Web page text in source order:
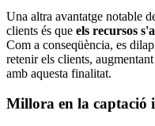
Una altra avantatge notable
clients és que els recursos
Com a conseqüència, es
retenir els clients,
amb aquesta finalitat.
Millora en la captació